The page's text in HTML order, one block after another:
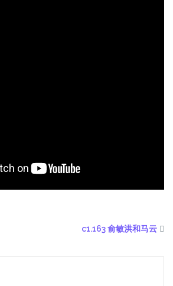
c1.163 俞敏洪和马云